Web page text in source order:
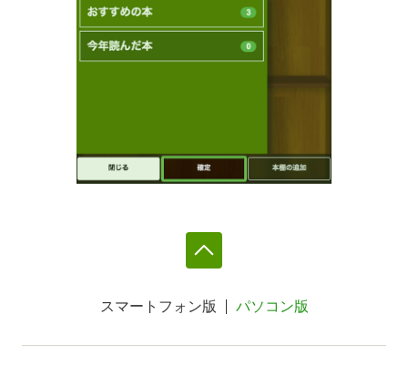
スマートフォン版 パソコン版